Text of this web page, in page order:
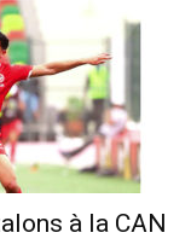
à la CAN